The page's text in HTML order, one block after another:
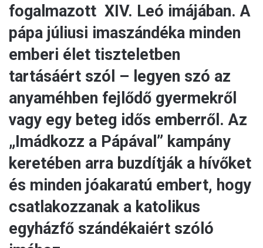
fogalmazott XIV. Leó imájában. A
pápa júliusi imaszándéka minden
emberi élet tiszteletben
tartásáért szól – legyen szó az
anyaméhben fejlődő gyermekről
vagy egy beteg idős emberről. Az
„Imádkozz a Pápával” kampány
keretében arra buzdítják a hívőket
és minden jóakaratú embert, hogy
csatlakozzanak a katolikus
egyházfő szándékaiért szóló